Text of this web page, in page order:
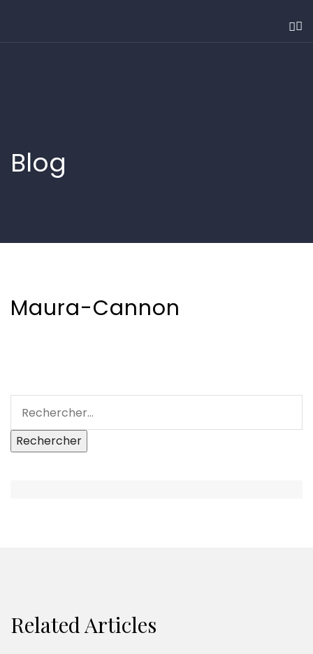
Blog
Maura-Cannon
Related Articles